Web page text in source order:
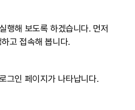
행해 보도록 하겠습니다. 먼저
고 접속해 봅니다.
그인 페이지가 나타납니다.